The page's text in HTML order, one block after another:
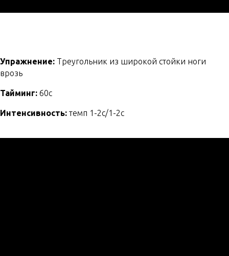
Упражнение: Треугольник из широкой стойки ноги
врозь
Тайминг: 60с
Интенсивность: темп 1-2с/1-2с